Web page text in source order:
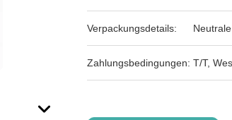
Verpackungsdetails:
Zahlungsbedingungen: T/T,